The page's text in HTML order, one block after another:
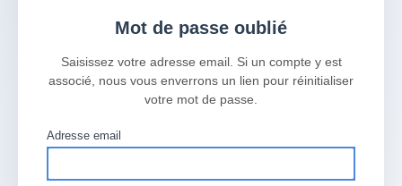
Mot de passe oublié
Saisissez votre adresse email. Si un compte y est
associé, nous vous enverrons un lien pour réinitialiser
votre mot de passe.
Adresse email